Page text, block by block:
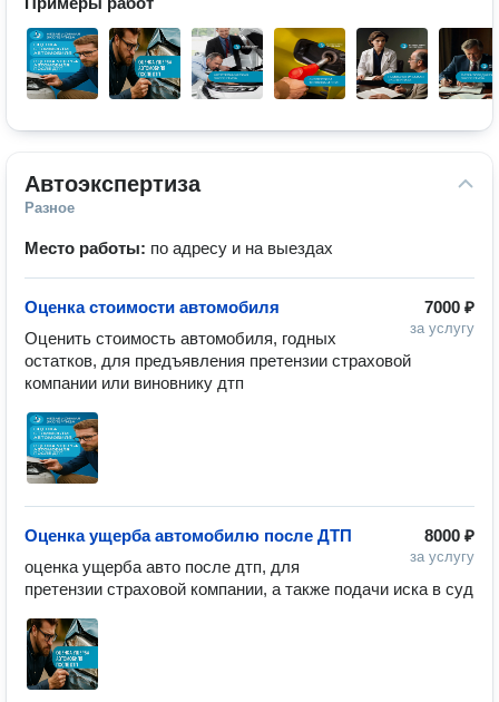
Автоэкспертиза
Разное
Место работы: по адресу и на выездах
7000 ₽
за услугу
Оценка стоимости автомобиля
Оценить стоимость автомобиля, годных
остатков, для предъявления претензии страховой
компании или виновнику дтп
8000 ₽
за услугу
Оценка ущерба автомобилю после ДТП
оценка ущерба авто после дтп, для
претензии страховой компании, а также подачи иска в суд